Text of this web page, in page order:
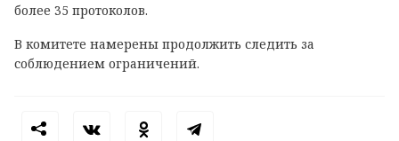
более 35 протоколов.
В комитете намерены продолжить следить за
соблюдением ограничений.